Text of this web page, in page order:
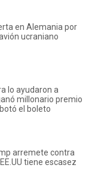
en Alemania por
ucraniano
lo ayudaron a
millonario premio
el boleto
arremete contra
tiene escasez